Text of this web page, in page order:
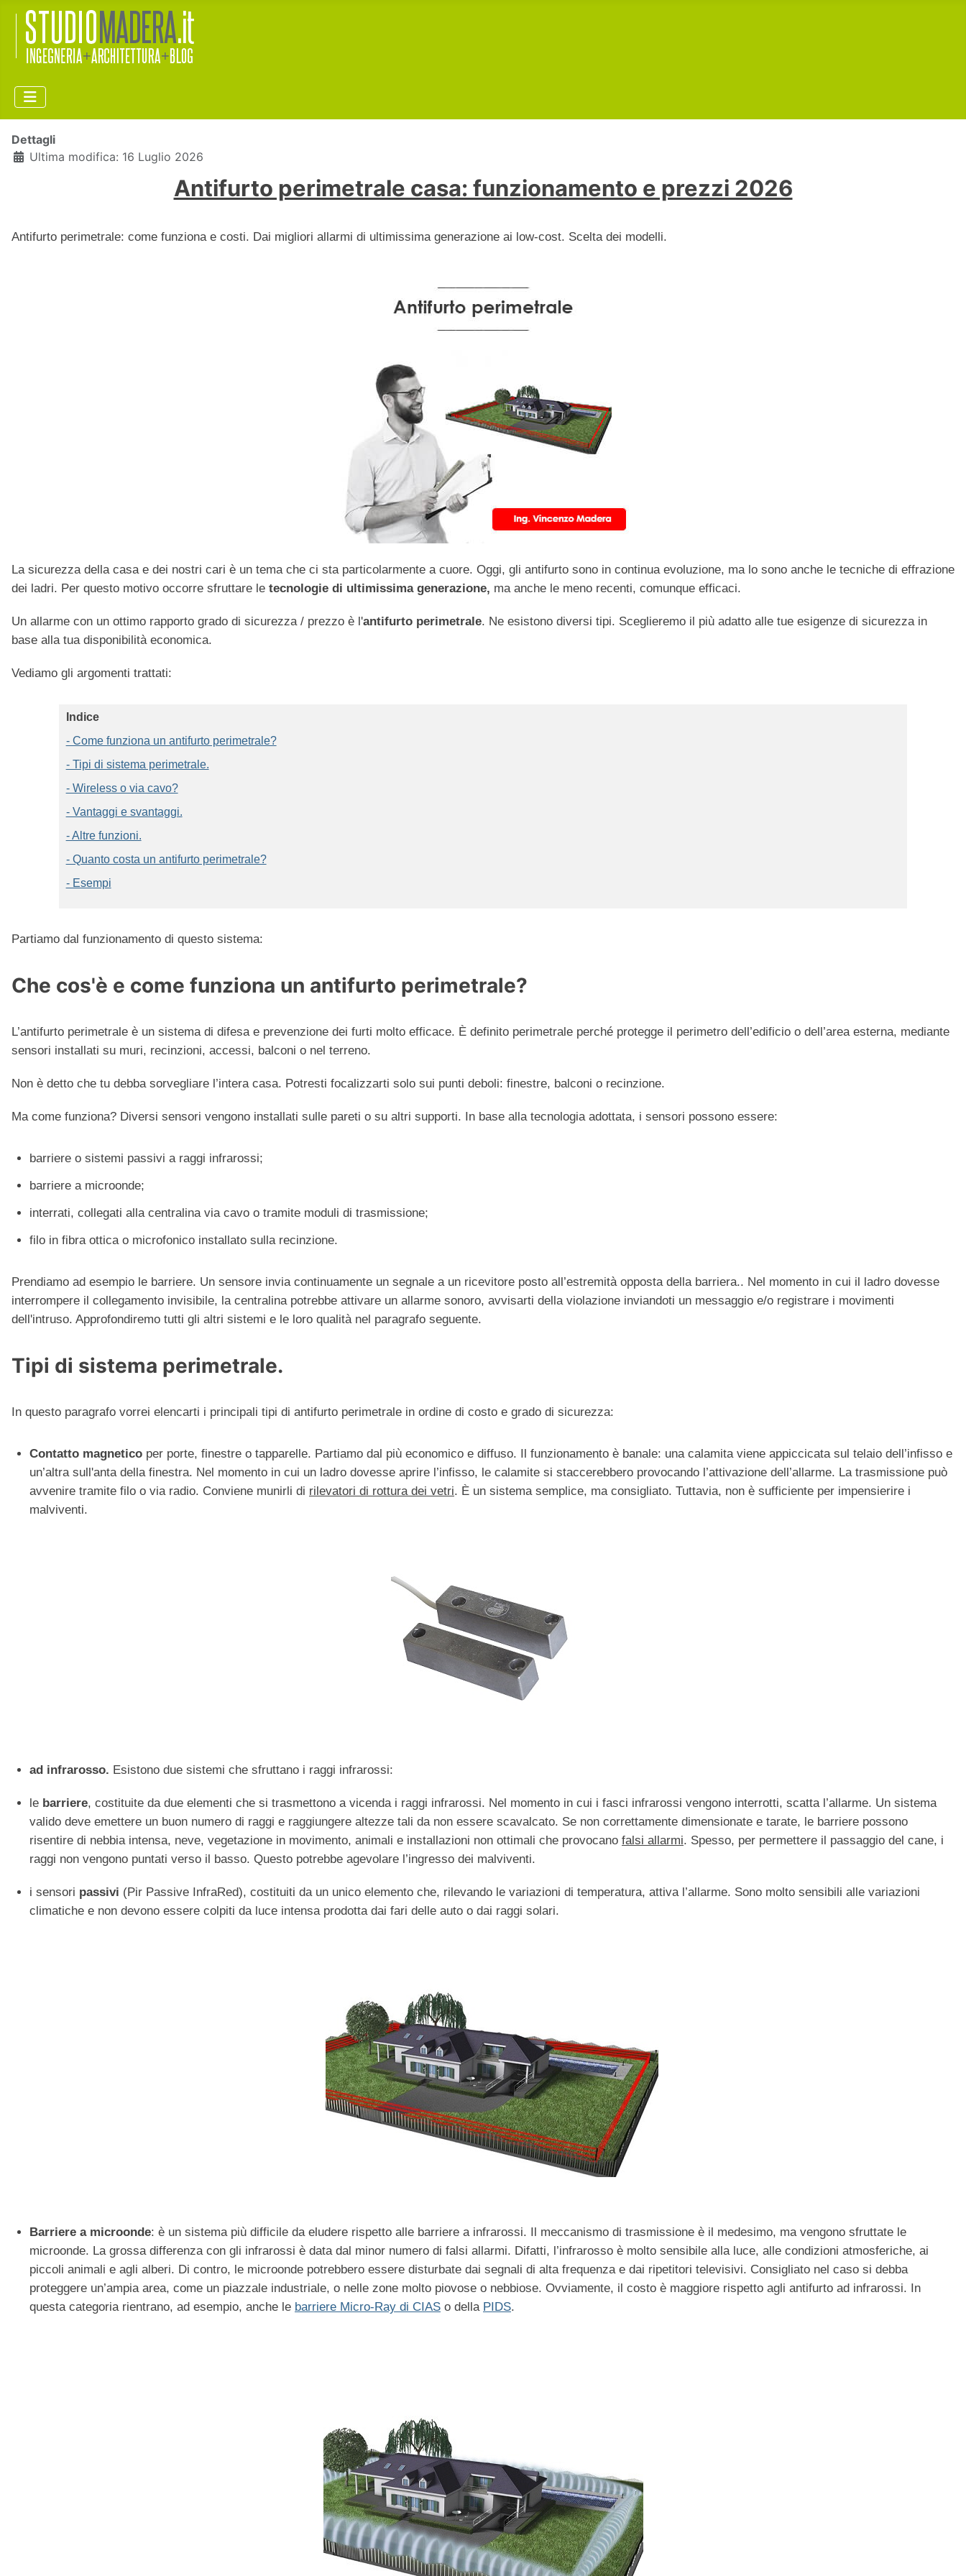
Dettagli
Ultima modifica: 16 Luglio 2026
Antifurto perimetrale casa: funzionamento e prezzi 2026
Antifurto perimetrale: come funziona e costi. Dai migliori allarmi di ultimissima generazione ai low-cost. Scelta dei modelli.
La sicurezza della casa e dei nostri cari è un tema che ci sta particolarmente a cuore. Oggi, gli antifurto sono in continua evoluzione, ma lo sono anche le tecniche di effrazione
dei ladri. Per questo motivo occorre sfruttare le tecnologie di ultimissima generazione, ma anche le meno recenti, comunque efficaci.
Un allarme con un ottimo rapporto grado di sicurezza / prezzo è l'antifurto perimetrale. Ne esistono diversi tipi. Sceglieremo il più adatto alle tue esigenze di sicurezza in
base alla tua disponibilità economica.
Vediamo gli argomenti trattati:
Indice
- Come funziona un antifurto perimetrale?
- Tipi di sistema perimetrale.
- Wireless o via cavo?
- Vantaggi e svantaggi.
- Altre funzioni.
- Quanto costa un antifurto perimetrale?
- Esempi
Partiamo dal funzionamento di questo sistema:
Che cos'è e come funziona un antifurto perimetrale?
L’antifurto perimetrale è un sistema di difesa e prevenzione dei furti molto efficace. È definito perimetrale perché protegge il perimetro dell’edificio o dell’area esterna, mediante
sensori installati su muri, recinzioni, accessi, balconi o nel terreno.
Non è detto che tu debba sorvegliare l’intera casa. Potresti focalizzarti solo sui punti deboli: finestre, balconi o recinzione.
Ma come funziona? Diversi sensori vengono installati sulle pareti o su altri supporti. In base alla tecnologia adottata, i sensori possono essere:
barriere o sistemi passivi a raggi infrarossi;
barriere a microonde;
interrati, collegati alla centralina via cavo o tramite moduli di trasmissione;
filo in fibra ottica o microfonico installato sulla recinzione.
Prendiamo ad esempio le barriere. Un sensore invia continuamente un segnale a un ricevitore posto all’estremità opposta della barriera.. Nel momento in cui il ladro dovesse
interrompere il collegamento invisibile, la centralina potrebbe attivare un allarme sonoro, avvisarti della violazione inviandoti un messaggio e/o registrare i movimenti
dell'intruso. Approfondiremo tutti gli altri sistemi e le loro qualità nel paragrafo seguente.
Tipi di sistema perimetrale.
In questo paragrafo vorrei elencarti i principali tipi di antifurto perimetrale in ordine di costo e grado di sicurezza:
Contatto magnetico per porte, finestre o tapparelle. Partiamo dal più economico e diffuso. Il funzionamento è banale: una calamita viene appiccicata sul telaio dell’infisso e
un’altra sull'anta della finestra. Nel momento in cui un ladro dovesse aprire l’infisso, le calamite si staccerebbero provocando l’attivazione dell’allarme. La trasmissione può
avvenire tramite filo o via radio. Conviene munirli di rilevatori di rottura dei vetri. È un sistema semplice, ma consigliato. Tuttavia, non è sufficiente per impensierire i
malviventi.
ad infrarosso. Esistono due sistemi che sfruttano i raggi infrarossi:
le barriere, costituite da due elementi che si trasmettono a vicenda i raggi infrarossi. Nel momento in cui i fasci infrarossi vengono interrotti, scatta l’allarme. Un sistema
valido deve emettere un buon numero di raggi e raggiungere altezze tali da non essere scavalcato. Se non correttamente dimensionate e tarate, le barriere possono
risentire di nebbia intensa, neve, vegetazione in movimento, animali e installazioni non ottimali che provocano falsi allarmi. Spesso, per permettere il passaggio del cane, i
raggi non vengono puntati verso il basso. Questo potrebbe agevolare l’ingresso dei malviventi.
i sensori passivi (Pir Passive InfraRed), costituiti da un unico elemento che, rilevando le variazioni di temperatura, attiva l’allarme. Sono molto sensibili alle variazioni
climatiche e non devono essere colpiti da luce intensa prodotta dai fari delle auto o dai raggi solari.
Barriere a microonde: è un sistema più difficile da eludere rispetto alle barriere a infrarossi. Il meccanismo di trasmissione è il medesimo, ma vengono sfruttate le
microonde. La grossa differenza con gli infrarossi è data dal minor numero di falsi allarmi. Difatti, l’infrarosso è molto sensibile alla luce, alle condizioni atmosferiche, ai
piccoli animali e agli alberi. Di contro, le microonde potrebbero essere disturbate dai segnali di alta frequenza e dai ripetitori televisivi. Consigliato nel caso si debba
proteggere un’ampia area, come un piazzale industriale, o nelle zone molto piovose o nebbiose. Ovviamente, il costo è maggiore rispetto agli antifurto ad infrarossi. In
questa categoria rientrano, ad esempio, anche le barriere Micro-Ray di CIAS o della PIDS.